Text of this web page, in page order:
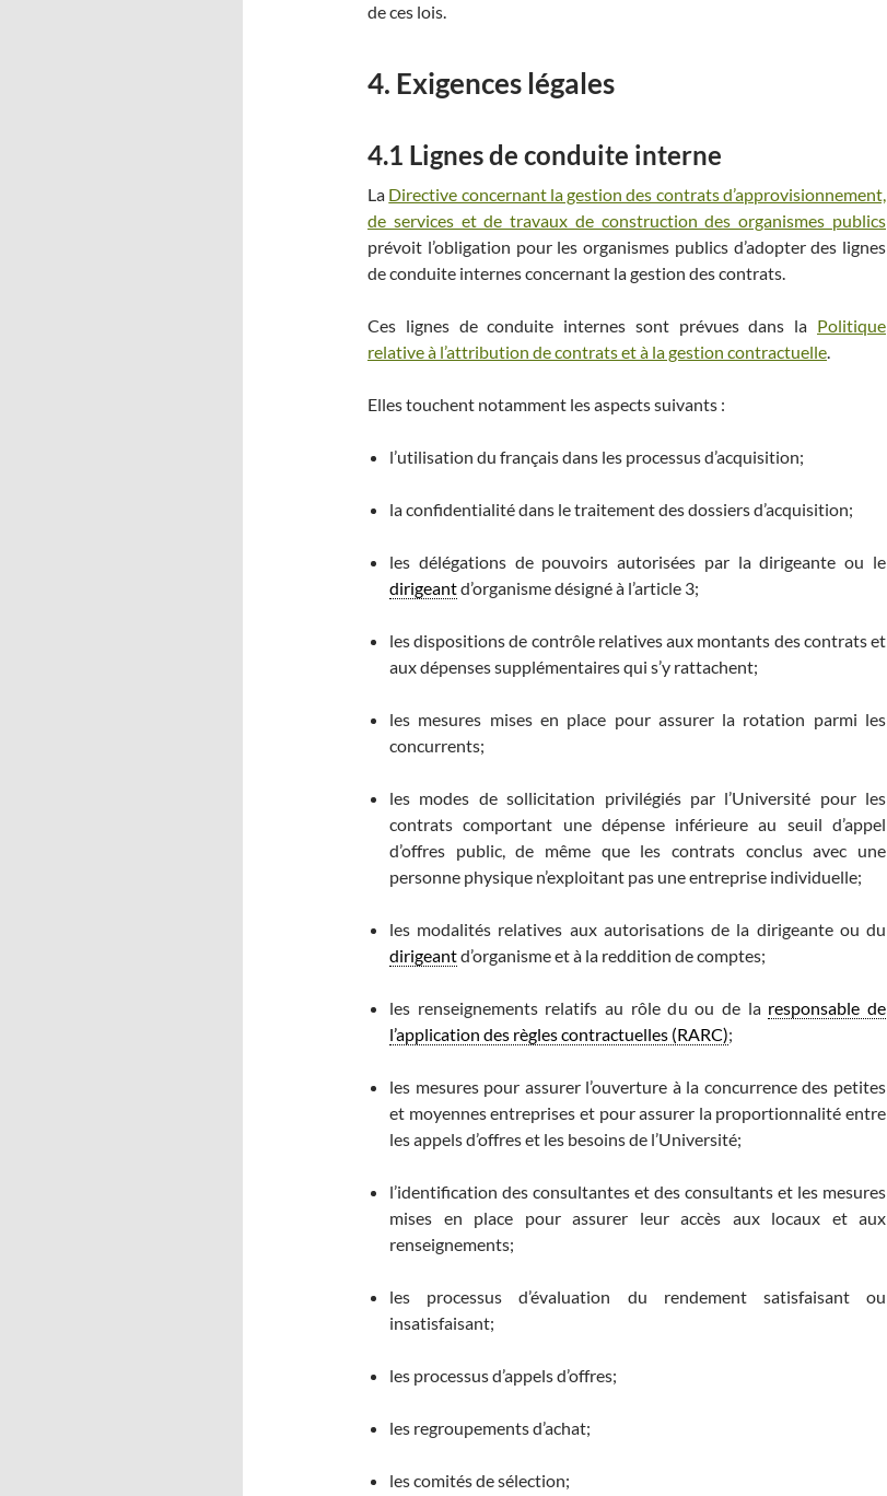
de ces lois.
4. Exigences légales
4.1 Lignes de conduite interne
La Directive concernant la gestion des contrats d’approvisionnement,
de services et de travaux de construction des organismes publics
prévoit l’obligation pour les organismes publics d’adopter des lignes
de conduite internes concernant la gestion des contrats.
Ces lignes de conduite internes sont prévues dans la Politique
relative à l’attribution de contrats et à la gestion contractuelle.
Elles touchent notamment les aspects suivants :
l’utilisation du français dans les processus d’acquisition;
la confidentialité dans le traitement des dossiers d’acquisition;
les délégations de pouvoirs autorisées par la dirigeante ou le
dirigeantd’organisme désigné à l’article 3;
les dispositions de contrôle relatives aux montants des contrats et
aux dépenses supplémentaires qui s’y rattachent;
les mesures mises en place pour assurer la rotation parmi les
concurrents;
les modes de sollicitation privilégiés par l’Université pour les
contrats comportant une dépense inférieure au seuil d’appel
d’offres public, de même que les contrats conclus avec une
personne physique n’exploitant pas une entreprise individuelle;
les modalités relatives aux autorisations de la dirigeante ou du
dirigeantd’organisme et à la reddition de comptes;
les renseignements relatifs au rôle du ou de la responsable de
l’application des règles contractuelles (RARC);
les mesures pour assurer l’ouverture à la concurrence des petites
et moyennes entreprises et pour assurer la proportionnalité entre
les appels d’offres et les besoins de l’Université;
l’identification des consultantes et des consultants et les mesures
mises en place pour assurer leur accès aux locaux et aux
renseignements;
les processus d’évaluation du rendement satisfaisant ou
insatisfaisant;
les processus d’appels d’offres;
les regroupements d’achat;
les comités de sélection;